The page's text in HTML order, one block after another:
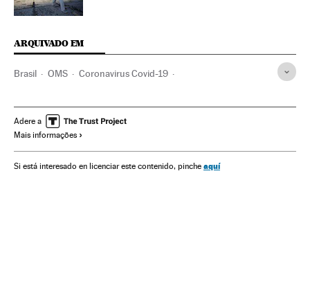
ARQUIVADO EM
Brasil OMS Coronavirus Covid-19
Doenças infecciosas Doenças respiratórias
Ministério Saúde
Adere a
Mais informações
Si está interesado en licenciar este contenido, pinche aquí